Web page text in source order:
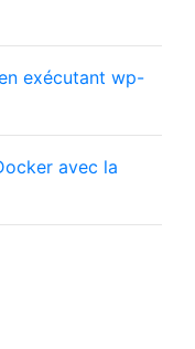
exécutant wp-
avec la